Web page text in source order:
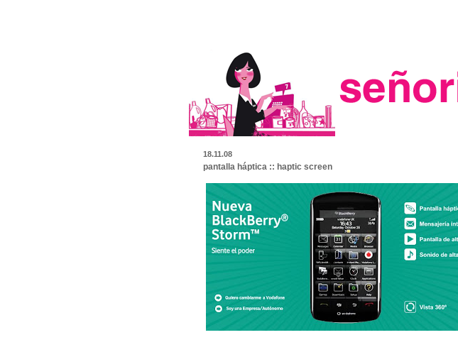
18.11.08
pantalla háptica :: haptic screen